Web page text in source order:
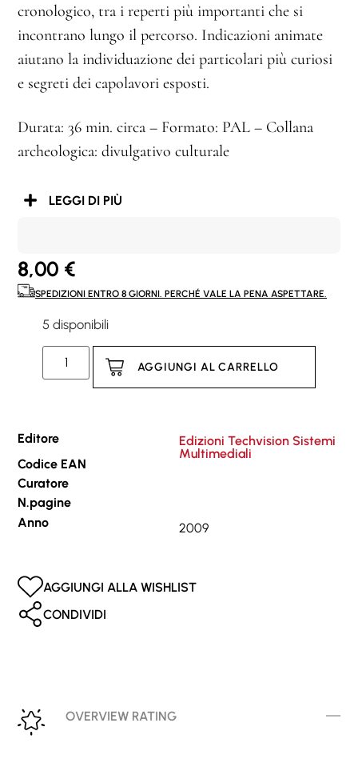
cronologico, tra i reperti più importanti che si
incontrano lungo il percorso. Indicazioni animate
aiutano la individuazione dei particolari più curiosi
e segreti dei capolavori esposti.
Durata: 36 min. circa – Formato: PAL – Collana
archeologica: divulgativo culturale
LEGGI DI PIÙ
8,00 €
SPEDIZIONI ENTRO 8 GIORNI. PERCHÉ VALE LA PENA ASPETTARE.
5 disponibili
AGGIUNGI AL CARRELLO
Editore
Edizioni Techvision Sistemi
Multimediali
Codice EAN
Curatore
N.pagine
Anno
2009
AGGIUNGI ALLA WISHLIST
CONDIVIDI
OVERVIEW RATING